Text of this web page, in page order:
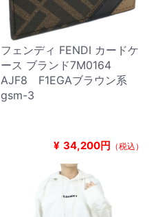
フェンディ FENDI カードケ
ース ブランド7M0164
AJF8 F1EGAブラウン系
gsm-3
¥ 34,200円 （税込）